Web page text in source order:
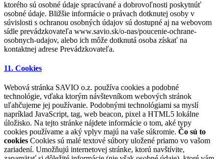
ktorého sú osobné údaje spracúvané a dobrovoľnosti poskytnúť
osobné údaje. Bližšie informácie o právach dotknutej osoby v
súvislosti s ochranou osobných údajov sú dostupné aj na webovom
sídle prevádzkovateľa www.savio.sk/o-nas/poucenie-ochrane-
osobnych-udajov, alebo ich môže dotknutá osoba získať na
kontaktnej adrese Prevádzkovateľa.
11. Cookies
Webová stránka SAVIO o.z. používa cookies a podobné
technológie, vďaka ktorým návštevníkom webových stránok
uľahčujeme jej používanie. Podobnými technológiami sa myslí
napríklad JavaScript, tag, web beacon, pixel a HTML5 lokálne
úložisko. Na tejto stránke nájdete informácie o tom, aké typy
cookies používame a aký vplyv majú na vaše súkromie. Čo sú to
cookies Cookies sú malé textové súbory uložené priamo vo vašom
zariadení. Umožňujú internetovej stránke, ktorú navštívite,